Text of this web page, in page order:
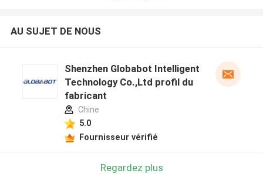
AU SUJET DE NOUS
Shenzhen Globabot Intelligent
Technology Co.,Ltd profil du
fabricant
Chine
5.0
Fournisseur vérifié
Regardez plus